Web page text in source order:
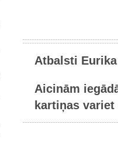
Atbalsti
Aicinām
kartiņas variet